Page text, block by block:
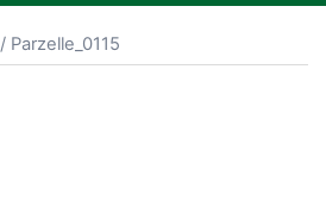
/ Parzelle_0115